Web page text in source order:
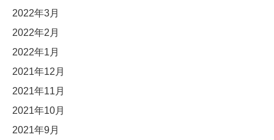
2022年3月
2022年2月
2022年1月
2021年12月
2021年11月
2021年10月
2021年9月